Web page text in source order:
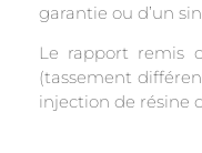
garantie ou d’un
Le rapport remis
(tassement
injection de résine